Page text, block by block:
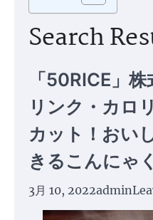
Search
「50RICE」
リンク・カロ
カット！おい
きるこんにゃ
3月 10, 2022admin